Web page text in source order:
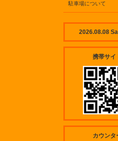
駐車場について
2026.08.08
携帯サイ
カウンタ